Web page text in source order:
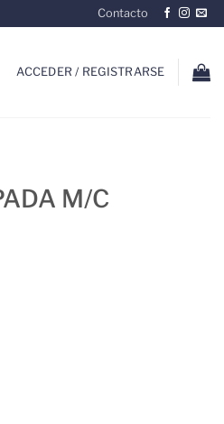
Contacto
ACCEDER / REGISTRARSE
M/C